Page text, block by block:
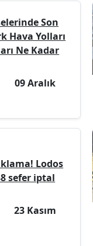
Son
Hava Yolları
Ne Kadar
09 Aralık
Lodos
sefer iptal
23 Kasım